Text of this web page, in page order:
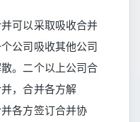
以采取吸收合并
司吸收其他公司
。二个以上公司合
，合并各方解
各方签订合并协